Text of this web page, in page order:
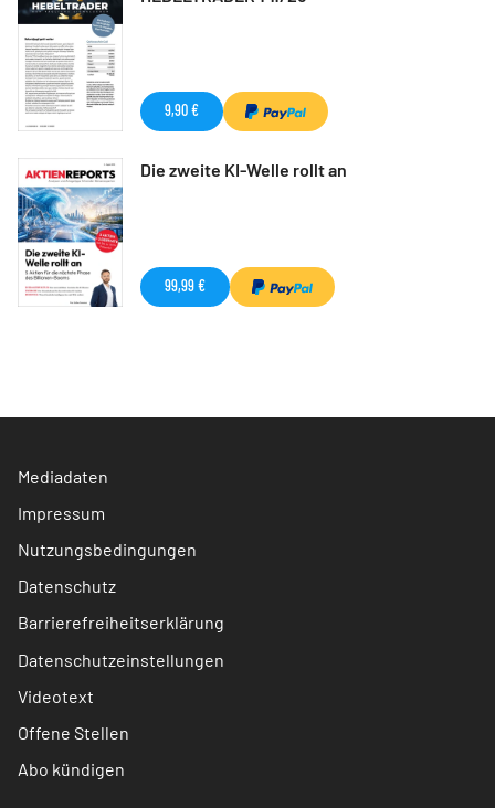
9,90 €
Die zweite KI-Welle rollt an
99,99 €
Mediadaten
Impressum
Nutzungsbedingungen
Datenschutz
Barrierefreiheitserklärung
Datenschutzeinstellungen
Videotext
Offene Stellen
Abo kündigen